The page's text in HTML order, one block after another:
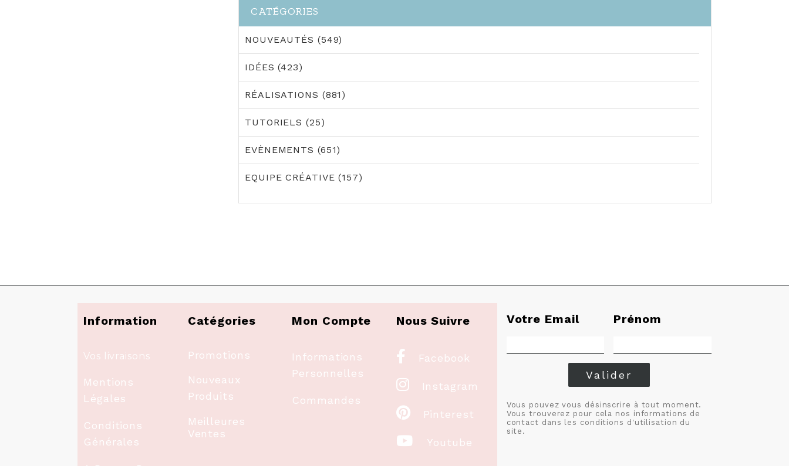
CATÉGORIES
NOUVEAUTÉS (549)
IDÉES (423)
RÉALISATIONS (881)
TUTORIELS (25)
EVÈNEMENTS (651)
EQUIPE CRÉATIVE (157)
Information
Vos livraisons
Mentions
Légales
Conditions
Générales
Catégories
Promotions
Nouveaux
Produits
Meilleures
Ventes
Mon Compte
Informations
Personnelles
Commandes
Nous Suivre
 Facebook
 Instagram
 Pinterest
 Youtube
Votre Email Prénom
Valider
Vous pouvez vous désinscrire à tout moment.
Vous trouverez pour cela nos informations de
contact dans les conditions d'utilisation du
site.